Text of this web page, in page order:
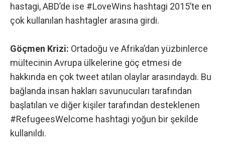
hastagi, ABD’de ise #LoveWins hashtagi 2015’te en
çok kullanılan hashtagler arasına girdi.
Göçmen Krizi: Ortadoğu ve Afrika’dan yüzbinlerce
mültecinin Avrupa ülkelerine göç etmesi de
hakkında en çok tweet atılan olaylar arasındaydı. Bu
bağlanda insan hakları savunucuları tarafından
başlatılan ve diğer kişiler tarafından desteklenen
#RefugeesWelcome hashtagi yoğun bir şekilde
kullanıldı.